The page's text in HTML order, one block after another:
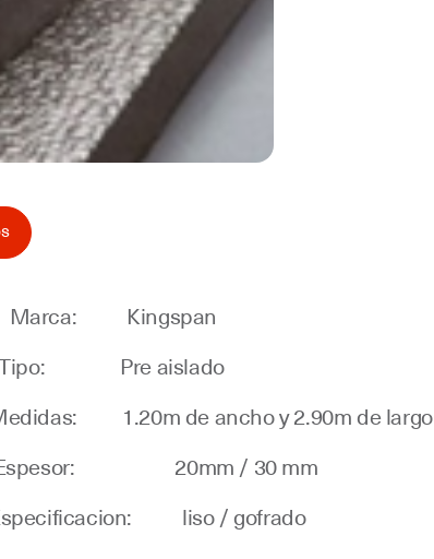
Kingspan
aislado
de ancho y 2.90m de largo
20mm / 30 mm
liso / gofrado